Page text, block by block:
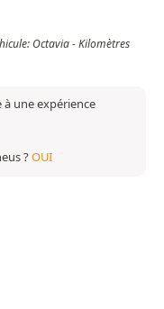
Octavia - Kilomètres
à une expérience
?OUI